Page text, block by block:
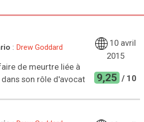
: Drew Goddard
de meurtre liée à
son rôle d'avocat
10 avril
2015
9,25 / 10